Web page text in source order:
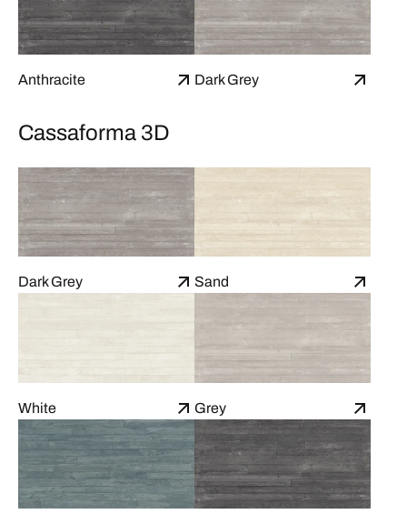
Anthracite Dark Grey
Cassaforma 3D
Dark Grey Sand
White Grey